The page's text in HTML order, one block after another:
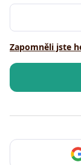
Zapomněli jste